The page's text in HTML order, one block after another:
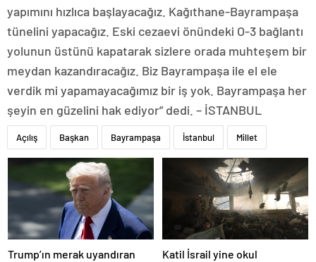
yapımını hızlıca başlayacağız. Kağıthane-Bayrampaşa
tünelini yapacağız. Eski cezaevi önündeki O-3 bağlantı
yolunun üstünü kapatarak sizlere orada muhteşem bir
meydan kazandıracağız. Biz Bayrampaşa ile el ele
verdik mi yapamayacağımız bir iş yok. Bayrampaşa her
şeyin en güzelini hak ediyor” dedi. – İSTANBUL
Açılış Başkan Bayrampaşa İstanbul Millet
Trump’ın merak uyandıran
Katil İsrail yine okul